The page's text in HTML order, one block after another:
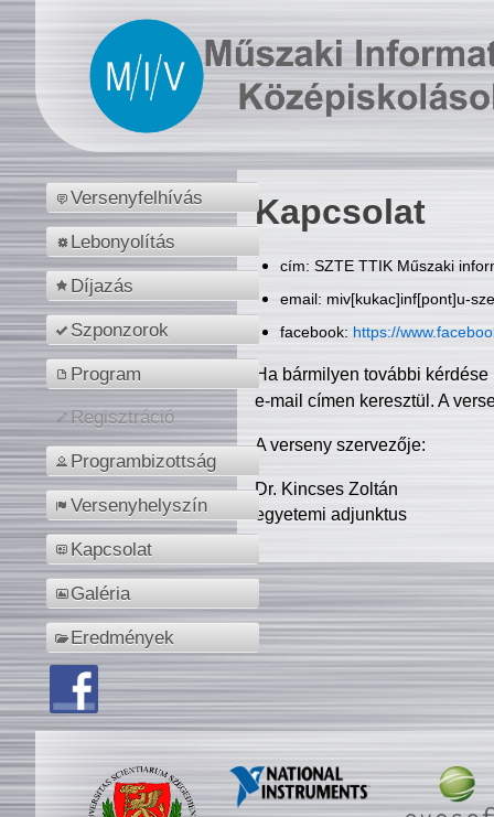
Versenyfelhívás
Lebonyolítás
Díjazás
Szponzorok
Program
Regisztráció
Programbizottság
Versenyhelyszín
Kapcsolat
Galéria
Eredmények
Kapcsolat
cím: SZTE TTIK Műszaki
email: miv[kukac]inf[pont]u-
facebook: https://
Ha bármilyen további
e-mail címen keresztül. A
A verseny szervezője:
Dr. Kincses Zoltán
egyetemi adjunktus